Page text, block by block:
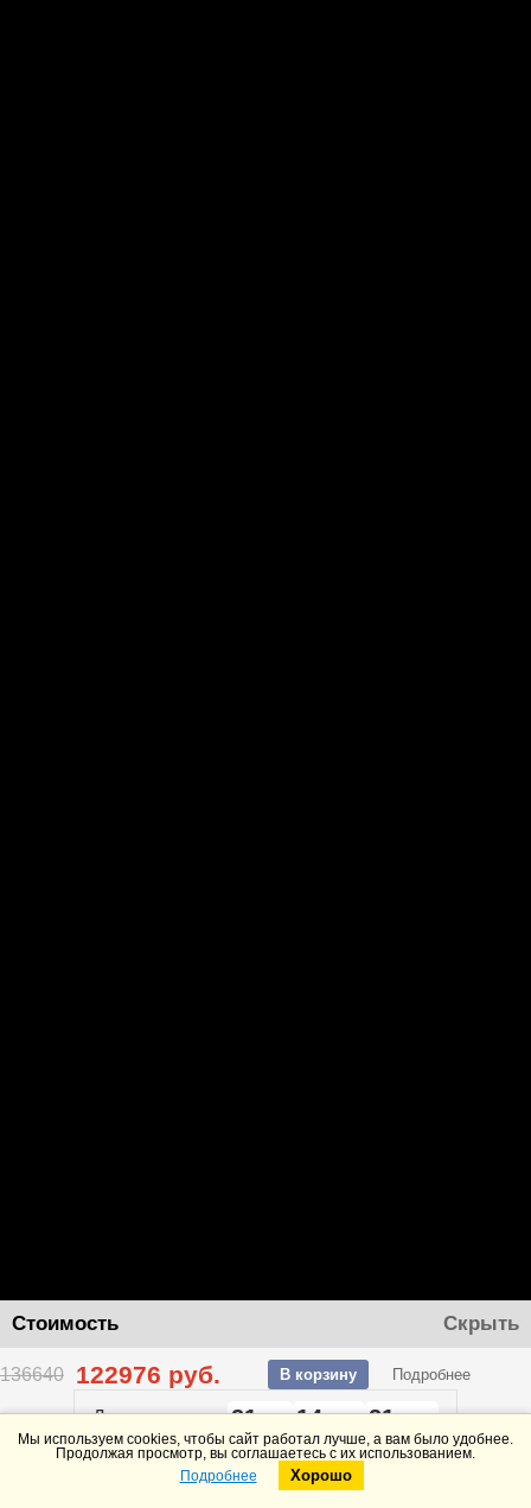
Стоимость Скрыть
136640 122976 руб. В корзину Подробнее
До конца акции21 14 21
Telegram
Мы используем cookies, чтобы сайт работал лучше, а вам было удобнее.
Продолжая просмотр, вы соглашаетесь с их использованием.
Подробнее
Хорошо